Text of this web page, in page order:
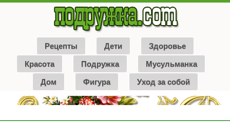
Рецепты Дети Здоровье
Красота Подружка Мусульманка
Дом Фигура Уход за собой